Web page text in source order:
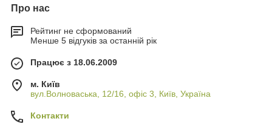
Про нас
Рейтинг не сформований
Менше 5 відгуків за останній рік
Працює з 18.06.2009
м. Київ
вул.Волноваська, 12/16, офіс 3, Київ, Україна
Контакти